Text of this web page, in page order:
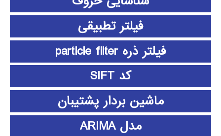
فیلتر تطبیقی
فیلتر ذره particle filter
کد SIFT
ماشین بردار پشتیبان
مدل ARIMA